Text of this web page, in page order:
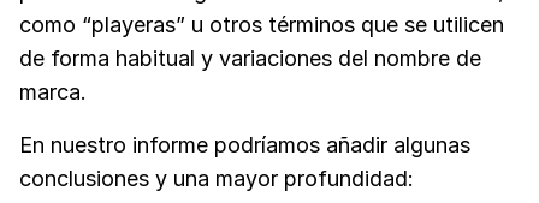
como “playeras” u otros términos que se utilicen
de forma habitual y variaciones del nombre de
marca.
En nuestro informe podríamos añadir algunas
conclusiones y una mayor profundidad: